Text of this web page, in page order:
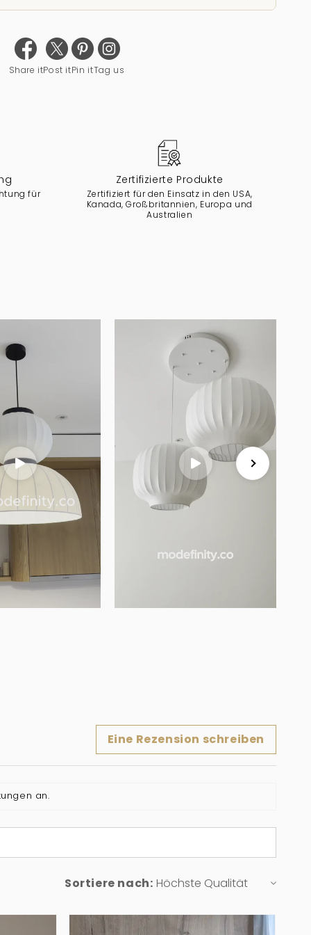
Share itPost itPin itTag us
für
Zertifizierte Produkte
Zertifiziert für den Einsatz in den USA,
Kanada, Großbritannien, Europa und
Australien
Eine Rezension schreiben
an.
Sortiere nach: